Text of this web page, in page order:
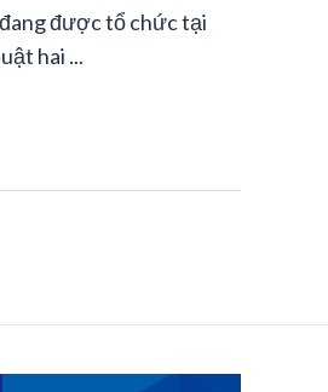
được tổ chức tại
hai ...